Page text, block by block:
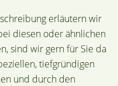
erläutern wir
diesen oder ähnlichen
sind wir gern für Sie da
tiefgründigen
und durch den